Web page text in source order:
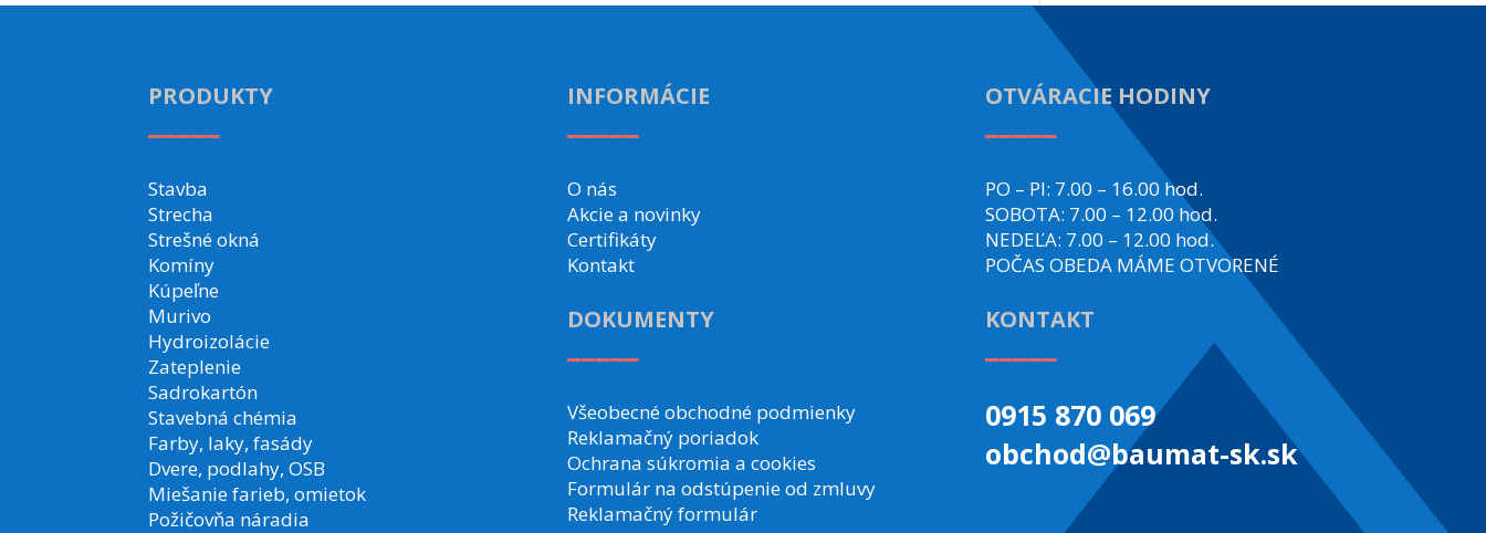
PRODUKTY
Stavba
Strecha
Strešné okná
Komíny
Kúpeľne
Murivo
Hydroizolácie
Zateplenie
Sadrokartón
Stavebná chémia
Farby, laky, fasády
Dvere, podlahy, OSB
Miešanie farieb, omietok
Požičovňa náradia
INFORMÁCIE
O nás
Akcie a novinky
Certifikáty
Kontakt
DOKUMENTY
Všeobecné obchodné podmienky
Reklamačný poriadok
Ochrana súkromia a cookies
Formulár na odstúpenie od zmluvy
Reklamačný formulár
OTVÁRACIE HODINY
PO – PI: 7.00 – 16.00 hod.
SOBOTA: 7.00 – 12.00 hod.
NEDEĽA: 7.00 – 12.00 hod.
POČAS OBEDA MÁME OTVORENÉ
KONTAKT
0915 870 069
obchod@baumat-sk.sk